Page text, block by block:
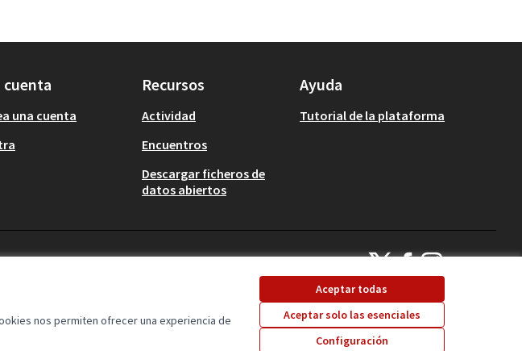
nos permiten ofrecer una experiencia de
Aceptar todas
Aceptar solo las esenciales
Configuración
cuenta
una cuenta
Recursos
Actividad
Encuentros
Descargar ficheros de
datos abiertos
Ayuda
Tutorial de la plataforma
Cuenca Participa en X
(Enlace externo)
Cuenca Participa en
(Enlace externo)
Cuenca Participa en
(Enlace externo)
Con licencia Creative
(Enlace externo)